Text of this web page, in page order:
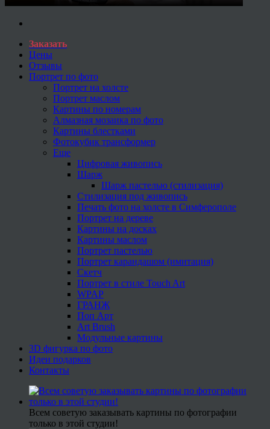
Заказать
Цены
Отзывы
Портрет по фото
Портрет на холсте
Портрет маслом
Картины по номерам
Алмазная мозаика по фото
Картины блестками
Фотокубик трансформер
Еще
Цифровая живопись
Шарж
Шарж пастелью (стилизация)
Стилизация под живопись
Печать фото на холсте в Симферополе
Портрет на дереве
Картины на досках
Картины маслом
Портрет пастелью
Портрет карандашом (имитация)
Скетч
Портрет в стиле Touch Art
WPAP
ГРАНЖ
Поп Арт
Art Brush
Модульные картины
3D фигурка по фото
Идеи подарков
Контакты
Всем советую заказывать картины по фотографии
только в этой студии!